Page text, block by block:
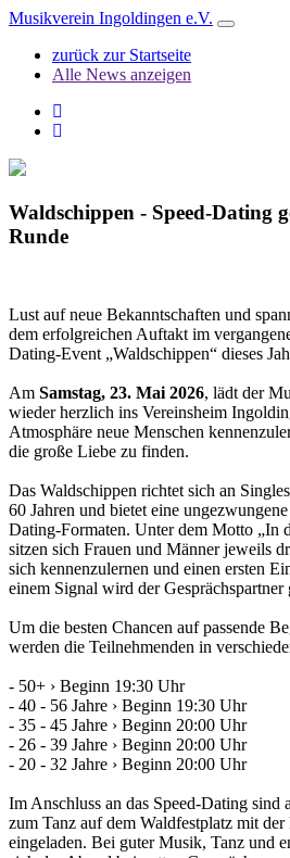
Musikverein Ingoldingen e.V.
Toggle
zurück zur Startseite
Alle News anzeigen
Waldschippen - Speed-Dating
Runde
Lust auf neue Bekanntschaften und
dem erfolgreichen Auftakt im
Dating-Event „Waldschippen“ dieses
Am Samstag, 23. Mai 2026, lädt der
wieder herzlich ins Vereinsheim
Atmosphäre neue Menschen
die große Liebe zu finden.
Das Waldschippen richtet sich an
60 Jahren und bietet eine
Dating-Formaten. Unter dem Motto „In
sitzen sich Frauen und Männer jeweils
sich kennenzulernen und einen ersten
einem Signal wird der Gesprächspartner
Um die besten Chancen auf passende
werden die Teilnehmenden in
- 50+ › Beginn 19:30 Uhr
- 40 - 56 Jahre › Beginn 19:30 Uhr
- 35 - 45 Jahre › Beginn 20:00 Uhr
- 26 - 39 Jahre › Beginn 20:00 Uhr
- 20 - 32 Jahre › Beginn 20:00 Uhr
Im Anschluss an das Speed-Dating sind
zum Tanz auf dem Waldfestplatz mit
eingeladen. Bei guter Musik, Tanz und